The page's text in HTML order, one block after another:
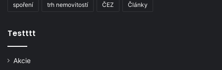
spoření trh nemovitostí ČEZ Články
Testttt
Akcie